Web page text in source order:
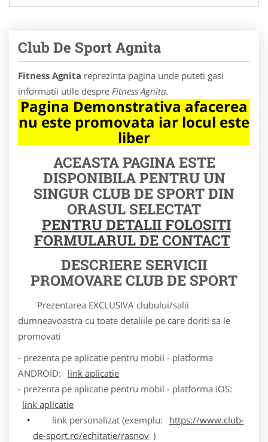
Club De Sport Agnita
Fitness Agnita reprezinta pagina unde puteti gasi
informatii utile despre Fitness Agnita.
Pagina Demonstrativa afacerea
nu este promovata iar locul este
liber
ACEASTA PAGINA ESTE
DISPONIBILA PENTRU UN
SINGUR CLUB DE SPORT DIN
ORASUL SELECTAT
PENTRU DETALII FOLOSITI
FORMULARUL DE CONTACT
DESCRIERE SERVICII
PROMOVARE CLUB DE SPORT
Prezentarea EXCLUSIVA clubului/salii
dumneavoastra cu toate detaliile pe care doriti sa le
promovati
- prezenta pe aplicatie pentru mobil - platforma
ANDROID:
link aplicatie
- prezenta pe aplicatie pentru mobil - platforma iOS:
link aplicatie
link personalizat (exemplu:
https://www.club-
de-sport.ro/echitatie/rasnov )